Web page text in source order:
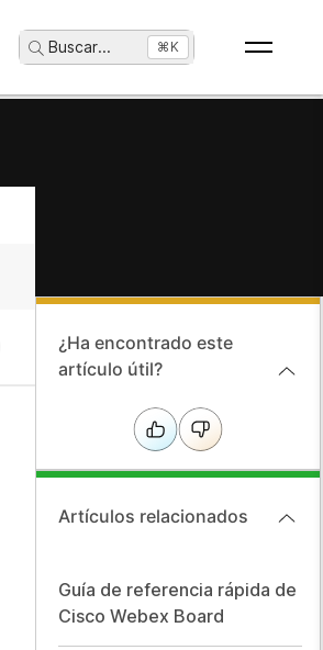
Buscar... ⌘K
¿Ha encontrado este
artículo útil?
Artículos relacionados
Guía de referencia rápida de
Cisco Webex Board